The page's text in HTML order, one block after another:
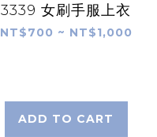
3339 女刷手服上衣
NT$700 ~ NT$1,000
ADD TO CART